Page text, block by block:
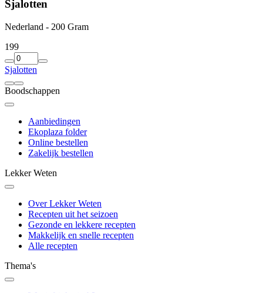
Sjalotten
Nederland - 200 Gram
199
Sjalotten
Boodschappen
Aanbiedingen
Ekoplaza folder
Online bestellen
Zakelijk bestellen
Lekker Weten
Over Lekker Weten
Recepten uit het seizoen
Gezonde en lekkere recepten
Makkelijk en snelle recepten
Alle recepten
Thema's